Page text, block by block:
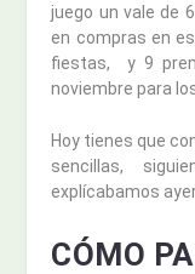
juego un vale de
en compras en
fiestas, y 9
noviembre para
Hoy tienes que
sencillas,
explícabamos
CÓMO